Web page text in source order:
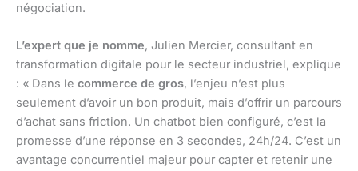
négociation.
L’expert que je nomme, Julien Mercier, consultant en
transformation digitale pour le secteur industriel, explique
: « Dans le commerce de gros, l’enjeu n’est plus
seulement d’avoir un bon produit, mais d’offrir un parcours
d’achat sans friction. Un chatbot bien configuré, c’est la
promesse d’une réponse en 3 secondes, 24h/24. C’est un
avantage concurrentiel majeur pour capter et retenir une